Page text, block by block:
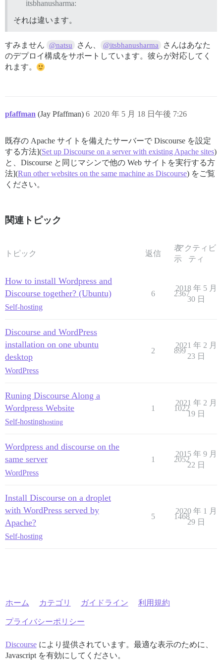
itsbhanusharma:
それは違います。
すみません @natsu さん、 @itsbhanusharma
さんはあなた
のデプロイ構成をサポートしています。彼らが対応してく
れます。
pfaffman (Jay Pfaffman) 2020 年 5 月 18 日午後 7:26
6
既存の Apache サイトを備えたサーバーで Discourse を設定
する方法](Set up Discourse on a server with existing Apache sites)
と、Discourse と同じマシンで他の Web サイトを実行する方
法](Run other websites on the same machine as Discourse) をご覧
ください。
関連トピック
トピック 返信
表
示
アクティビ
ティ
How to install Wordpress and
Discourse together? (Ubuntu)
Self-hosting
6 2367
2018 年 5 月
30 日
Discourse and WordPress
installation on one ubuntu
desktop
WordPress
2 899
2021 年 2 月
23 日
Runing Discourse Along a
Wordpress Website
Self-hostinghosting
1 1022
2021 年 2 月
19 日
Wordpress and discourse on the
same server
WordPress
1 2052
2015 年 9 月
22 日
Install Discourse on a droplet
with WordPress served by
Apache?
Self-hosting
5 1468
2020 年 1 月
29 日
ホーム カテゴリ ガイドライン 利用規約
プライバシーポリシー
Discourseにより提供されています。最適な表示のために、
Javascript を有効にしてください。